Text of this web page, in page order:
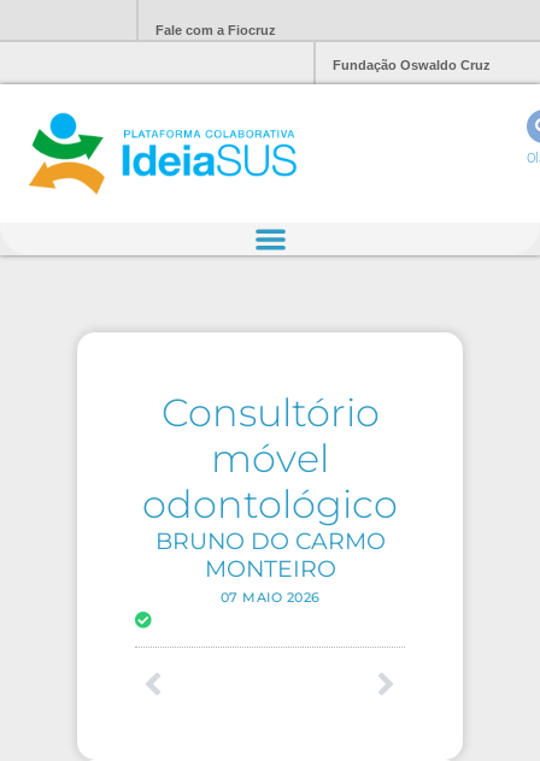
Fale com a Fiocruz
Fundação Oswaldo Cruz
Consultório
móvel
odontológico
BRUNO DO CARMO
MONTEIRO
07 MAIO 2026